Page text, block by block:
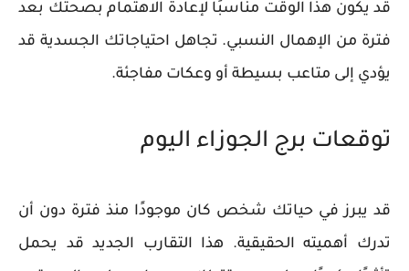
قد يكون هذا الوقت مناسبًا لإعادة الاهتمام بصحتك بعد
فترة من الإهمال النسبي. تجاهل احتياجاتك الجسدية قد
يؤدي إلى متاعب بسيطة أو وعكات مفاجئة.
توقعات برج الجوزاء اليوم
قد يبرز في حياتك شخص كان موجودًا منذ فترة دون أن
تدرك أهميته الحقيقية. هذا التقارب الجديد قد يحمل